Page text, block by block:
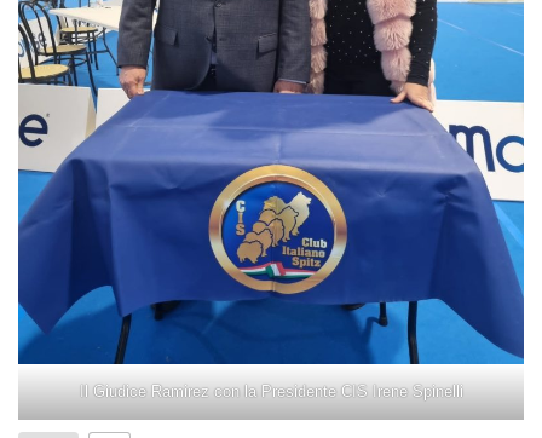
Il Giudice Ramirez con la Presidente CIS Irene Spinelli